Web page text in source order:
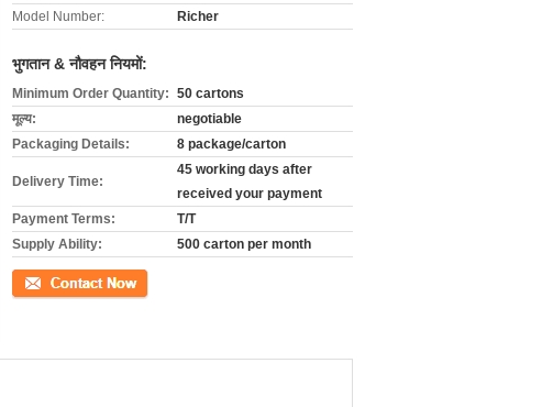
Model Number:
Richer
भुगतान & नौवहन नियमों:
Minimum Order Quantity: 50 cartons
मूल्य:
negotiable
Packaging Details:
8 package/carton
Delivery Time:
45 working days after
received your payment
Payment Terms:
T/T
Supply Ability:
500 carton per month
संपर्क करें